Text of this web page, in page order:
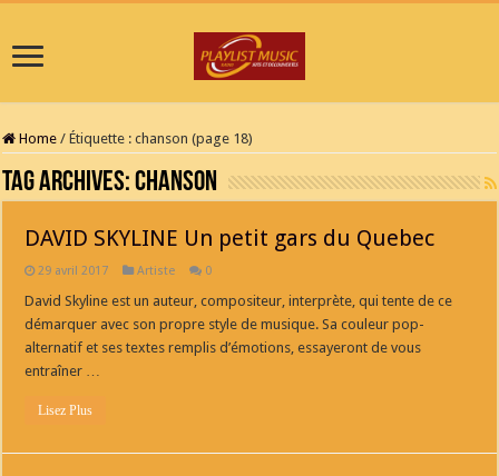
Home / Étiquette :chanson (page 18)
Tag Archives:chanson
DAVID SKYLINE Un petit gars du Quebec
29 avril 2017 Artiste 0
David Skyline est un auteur, compositeur, interprète, qui tente de ce
démarquer avec son propre style de musique. Sa couleur pop-
alternatif et ses textes remplis d’émotions, essayeront de vous
entraîner …
Lisez Plus